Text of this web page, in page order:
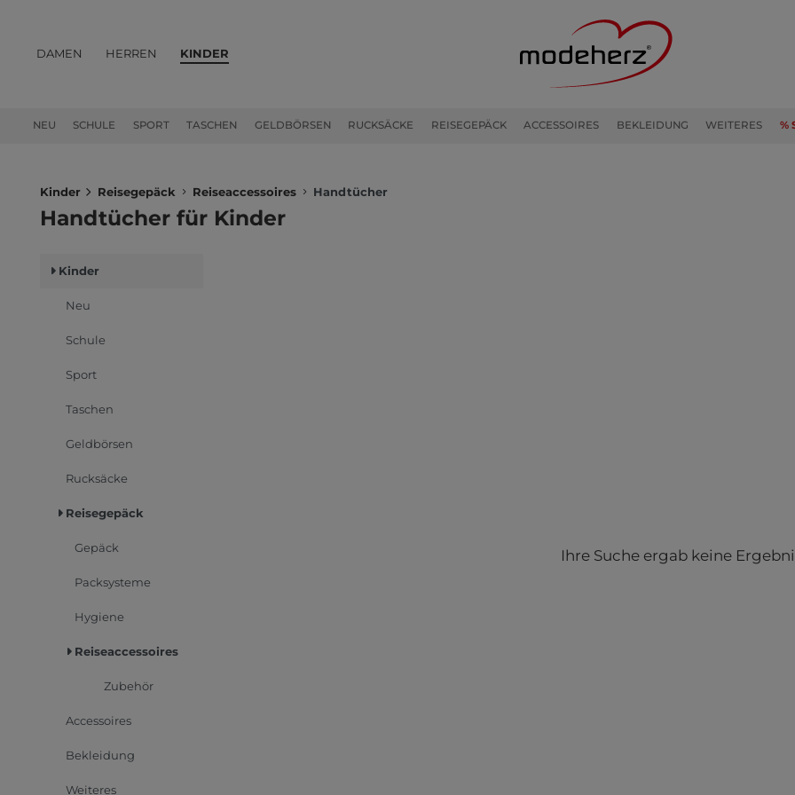
DAMEN HERREN KINDER
NEU SCHULE SPORT TASCHEN GELDBÖRSEN RUCKSÄCKE REISEGEPÄCK ACCESSOIRES BEKLEIDUNG WEITERES %
Kinder Reisegepäck Reiseaccessoires Handtücher
Handtücher für Kinder
Kinder
Neu
Schule
Sport
Taschen
Geldbörsen
Rucksäcke
Reisegepäck
Gepäck
Packsysteme
Hygiene
Reiseaccessoires
Zubehör
Accessoires
Bekleidung
Weiteres
Ihre Suche ergab keine